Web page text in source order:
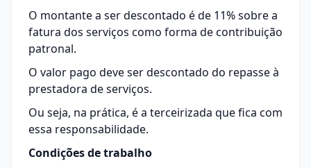
O montante a ser descontado é de 11% sobre a
fatura dos serviços como forma de contribuição
patronal.
O valor pago deve ser descontado do repasse à
prestadora de serviços.
Ou seja, na prática, é a terceirizada que fica com
essa responsabilidade.
Condições de trabalho